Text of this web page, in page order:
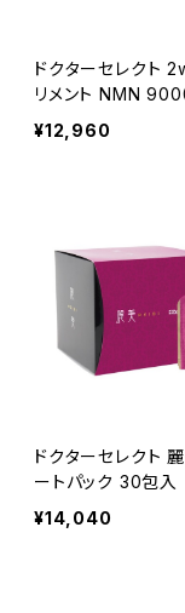
ドクターセレクト
リメント NMN
ラス
¥12,960
ドクターセレクト
ートパック 30包入
¥14,040